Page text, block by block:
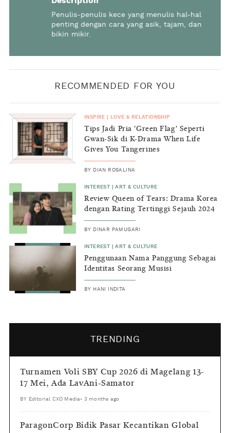
Penulis-penulis kece yang menulis hal-hal
penting dengan cara yang asik, tajam, dan
bikin mikir.
RECOMMENDED FOR YOU
INSPIRE LOVE & RELATIONSHIP
Tips Jadi Pria 'Green Flag' Seperti
Gwan-Sik di K-Drama When Life
Gives You Tangerines
BY DIAN ROSALINA
INTEREST |ART & CULTURE
Review Queen of Tears: Drama Korea
dengan Rating Tertinggi Sejauh 2024
BY DINAR PAMUGARI
INTEREST |ART & CULTURE
Penggunaan Nama Panggung Sebagai
Identitas Seorang Musisi
BY HANI INDITA
TRENDING
Turnamen Voli SBY Cup 2026 di Magelang 13-
17 Mei, Ada LavAni-Samator
BY Editorial CXO Media• 3 months ago
ParagonCorp Bidik Pasar Kecantikan Global